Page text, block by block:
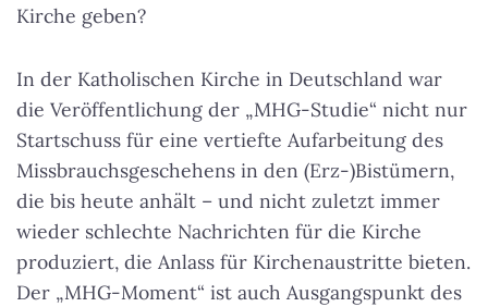
Kirche geben?
In der Katholischen Kirche in Deutschland war
die Veröffentlichung der „MHG-Studie“ nicht nur
Startschuss für eine vertiefte Aufarbeitung des
Missbrauchsgeschehens in den (Erz-)Bistümern,
die bis heute anhält – und nicht zuletzt immer
wieder schlechte Nachrichten für die Kirche
produziert, die Anlass für Kirchenaustritte bieten.
Der „MHG-Moment“ ist auch Ausgangspunkt des